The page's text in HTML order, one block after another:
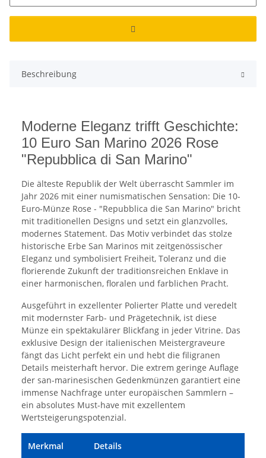
Beschreibung
Moderne Eleganz trifft Geschichte:
10 Euro San Marino 2026 Rose
"Repubblica di San Marino"
Die älteste Republik der Welt überrascht Sammler im
Jahr 2026 mit einer numismatischen Sensation: Die 10-
Euro-Münze Rose - "Repubblica die San Marino" bricht
mit traditionellen Designs und setzt ein glanzvolles,
modernes Statement. Das Motiv verbindet das stolze
historische Erbe San Marinos mit zeitgenössischer
Eleganz und symbolisiert Freiheit, Toleranz und die
florierende Zukunft der traditionsreichen Enklave in
einer harmonischen, floralen und farblichen Pracht.
Ausgeführt in exzellenter Polierter Platte und veredelt
mit modernster Farb- und Prägetechnik, ist diese
Münze ein spektakulärer Blickfang in jeder Vitrine. Das
exklusive Design der italienischen Meistergraveure
fängt das Licht perfekt ein und hebt die filigranen
Details meisterhaft hervor. Die extrem geringe Auflage
der san-marinesischen Gedenkmünzen garantiert eine
immense Nachfrage unter europäischen Sammlern –
ein absolutes Must-have mit exzellentem
Wertsteigerungspotenzial.
Merkmal Details